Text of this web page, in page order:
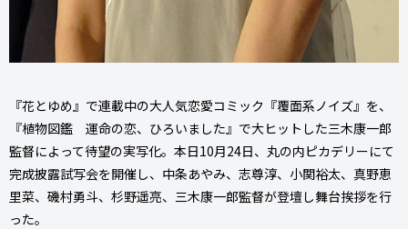
『花とゆめ』で連載中の大人気恋愛コミック『覆面系ノイズ』を、
『植物図鑑 運命の恋、ひろいました』で大ヒットした三木康一郎
監督によって待望の実写化。本日10月24日、丸の内ピカデリーにて
完成披露試写会を開催し、中条あやみ、志尊淳、小関裕太、真野恵
里菜、磯村勇斗、杉野遥亮、三木康一郎監督が登壇し舞台挨拶を行
った。